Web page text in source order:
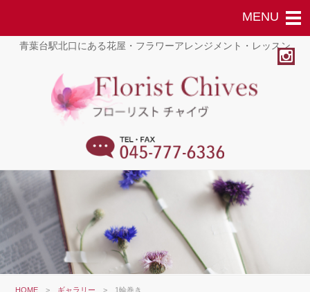
青葉台駅北口にある花屋・フラワーアレンジメント・レッスン
HOME > ギャラリー > 1輪巻き